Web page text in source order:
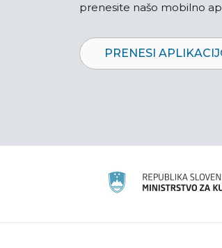
prenesite našo mobilno
PRENESI